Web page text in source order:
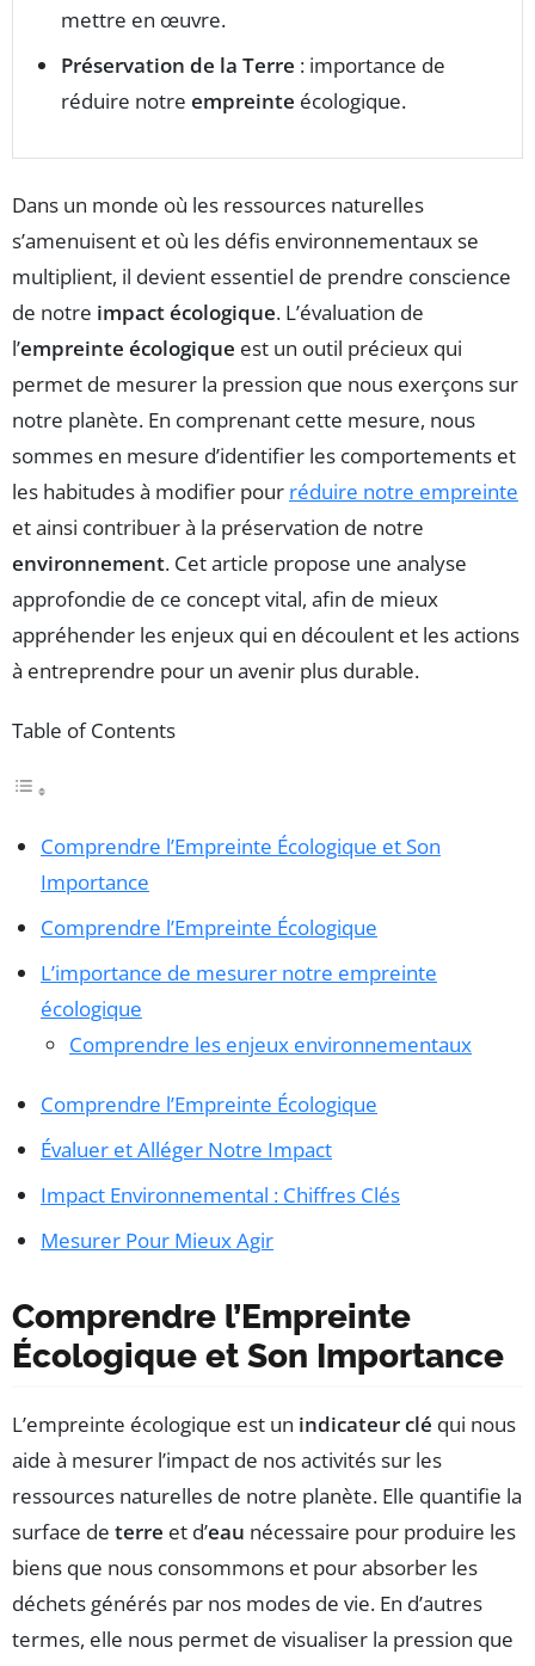
mettre en œuvre.
Préservation de la Terre : importance de
réduire notre empreinte écologique.
Dans un monde où les ressources naturelles
s’amenuisent et où les défis environnementaux se
multiplient, il devient essentiel de prendre conscience
de notre impact écologique. L’évaluation de
l’empreinte écologique est un outil précieux qui
permet de mesurer la pression que nous exerçons sur
notre planète. En comprenant cette mesure, nous
sommes en mesure d’identifier les comportements et
les habitudes à modifier pour réduire notre empreinte
et ainsi contribuer à la préservation de notre
environnement. Cet article propose une analyse
approfondie de ce concept vital, afin de mieux
appréhender les enjeux qui en découlent et les actions
à entreprendre pour un avenir plus durable.
Table of Contents
Comprendre l’Empreinte Écologique et Son
Importance
Comprendre l’Empreinte Écologique
L’importance de mesurer notre empreinte
écologique
Comprendre les enjeux environnementaux
Comprendre l’Empreinte Écologique
Évaluer et Alléger Notre Impact
Impact Environnemental : Chiffres Clés
Mesurer Pour Mieux Agir
Comprendre l’Empreinte
Écologique et Son Importance
L’empreinte écologique est un indicateur clé qui nous
aide à mesurer l’impact de nos activités sur les
ressources naturelles de notre planète. Elle quantifie la
surface de terre et d’eau nécessaire pour produire les
biens que nous consommons et pour absorber les
déchets générés par nos modes de vie. En d’autres
termes, elle nous permet de visualiser la pression que